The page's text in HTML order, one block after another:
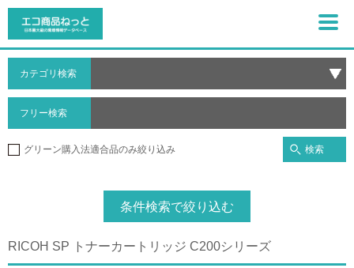
カテゴリ検索
フリー検索
グリーン購入法適合品のみ絞り込み 検索
条件検索で絞り込む
RICOH SP トナーカートリッジ C200シリーズ